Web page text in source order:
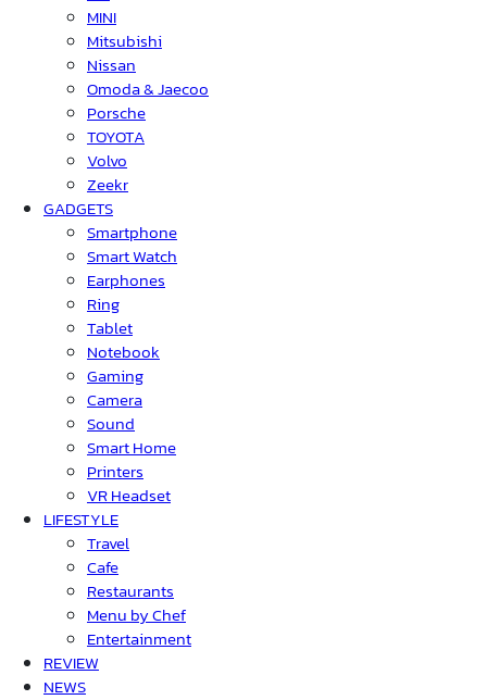
MINI
Mitsubishi
Nissan
Omoda & Jaecoo
Porsche
TOYOTA
Volvo
Zeekr
GADGETS
Smartphone
Smart Watch
Earphones
Ring
Tablet
Notebook
Gaming
Camera
Sound
Smart Home
Printers
VR Headset
LIFESTYLE
Travel
Cafe
Restaurants
Menu by Chef
Entertainment
REVIEW
NEWS